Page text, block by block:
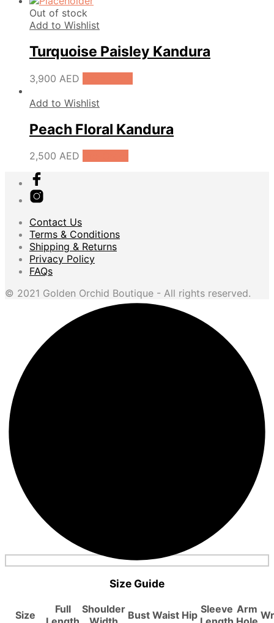
Out of stock
Add to Wishlist
Turquoise Paisley Kandura
3,900 AED
Add to Wishlist
Peach Floral Kandura
2,500 AED
Contact Us
Terms & Conditions
Shipping & Returns
Privacy Policy
FAQs
© 2021 Golden Orchid Boutique - All rights reserved.
Size Guide
Size
Full
Shoulder Bust Waist Hip Sleeve Arm